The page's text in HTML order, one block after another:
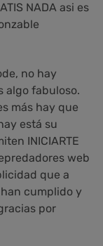
NADA asi es
no hay
algo fabuloso.
más hay que
está su
INICIARTE
web
que a
cumplido y
por